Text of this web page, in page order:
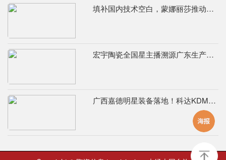
填补国内技术空白，蒙娜丽莎推动国际标准落地本地国标
宏宇陶瓷全国星主播溯源广东生产基地，进阶ROI长效变现新路径
广西嘉德明星装备落地！科达KDM526连续球磨系统实力出圈